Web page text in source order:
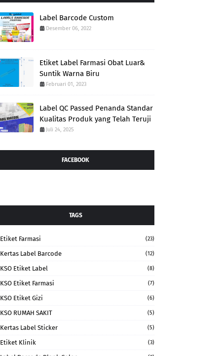
Label Barcode Custom
Desember 06, 2022
Etiket Label Farmasi Obat Luar&
Suntik Warna Biru
Februari 01, 2023
Label QC Passed Penanda Standar
Kualitas Produk yang Telah Teruji
Juli 24, 2025
FACEBOOK
TAGS
Etiket Farmasi (23)
Kertas Label Barcode (12)
KSO Etiket Label (8)
KSO Etiket Farmasi (7)
KSO Etiket Gizi (6)
KSO RUMAH SAKIT (5)
Kertas Label Sticker (5)
Etiket Klinik (3)